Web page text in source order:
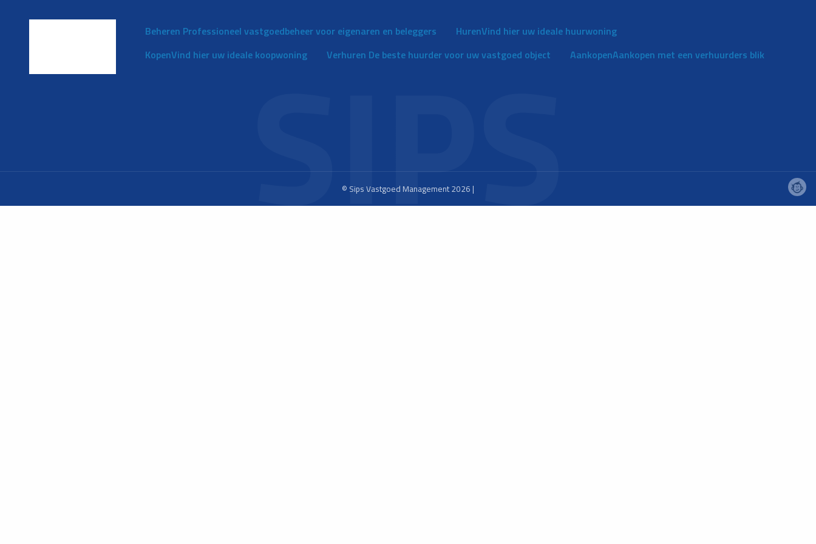
Beheren Professioneel vastgoedbeheer voor eigenaren en beleggers HurenVind hier uw ideale huurwoning
KopenVind hier uw ideale koopwoning Verhuren De beste huurder voor uw vastgoed object AankopenAankopen met een verhuurders blik
© Sips Vastgoed Management 2026 |